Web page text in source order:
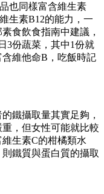
也同樣富含維生素
生素B12的能力，一
食飲食指南中建議，
3份蔬菜，其中1份就
維他命B，吃飯時記
鐵攝取量其實足夠，
，但女性可能就比較
生素C的柑橘類水
鐵質與蛋白質的攝取